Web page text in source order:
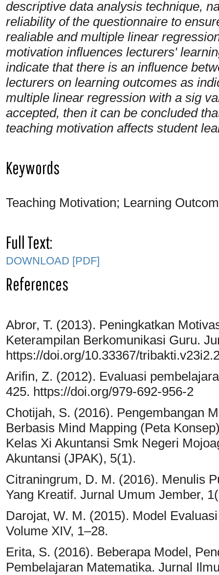
descriptive data analysis technique,
reliability of the questionnaire to
realiable and multiple linear
motivation influences lecturers'
indicate that there is an influence
lecturers on learning outcomes as
multiple linear regression with a sig
accepted, then it can be concluded
teaching motivation affects student
Keywords
Teaching Motivation; Learning
Full Text:
DOWNLOAD [PDF]
References
Abror, T. (2013). Peningkatkan
Keterampilan Berkomunikasi Guru.
https://doi.org/10.33367/
Arifin, Z. (2012). Evaluasi
425. https://doi.org/979-692-956-2
Chotijah, S. (2016). Pengembangan
Berbasis Mind Mapping (Peta
Kelas Xi Akuntansi Smk Negeri
Akuntansi (JPAK), 5(1).
Citraningrum, D. M. (2016). Menulis
Yang Kreatif. Jurnal Umum Jember,
Darojat, W. M. (2015). Model
Volume XIV, 1–28.
Erita, S. (2016). Beberapa Model,
Pembelajaran Matematika. Jurnal